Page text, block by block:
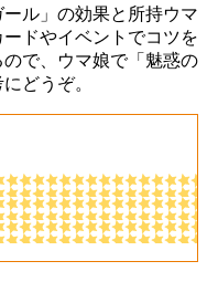
ル」の効果と所持ウマ
ドやイベントでコツを
で、ウマ娘で「魅惑の
どうぞ。